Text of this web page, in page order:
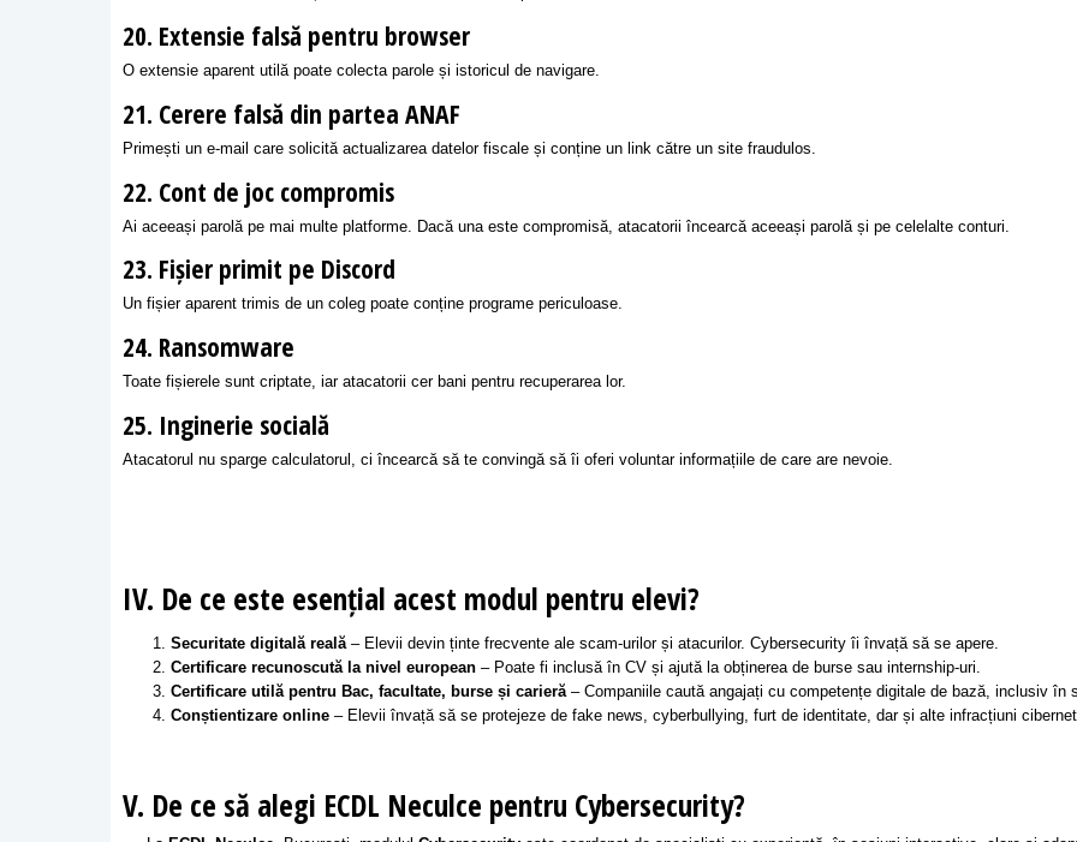
20. Extensie falsă pentru browser
O extensie aparent utilă poate colecta parole și istoricul de navigare.
21. Cerere falsă din partea ANAF
Primești un e-mail care solicită actualizarea datelor fiscale și conține un link către un site fraudulos.
22. Cont de joc compromis
Ai aceeași parolă pe mai multe platforme. Dacă una este compromisă, atacatorii încearcă aceeași parolă și pe celelalte conturi.
23. Fișier primit pe Discord
Un fișier aparent trimis de un coleg poate conține programe periculoase.
24. Ransomware
Toate fișierele sunt criptate, iar atacatorii cer bani pentru recuperarea lor.
25. Inginerie socială
Atacatorul nu sparge calculatorul, ci încearcă să te convingă să îi oferi voluntar informațiile de care are nevoie.
IV. De ce este esențial acest modul pentru elevi?
Securitate digitală reală – Elevii devin ținte frecvente ale scam-urilor și atacurilor. Cybersecurity îi învață să se apere.
Certificare recunoscută la nivel european – Poate fi inclusă în CV și ajută la obținerea de burse sau internship-uri.
Certificare utilă pentru Bac, facultate, burse și carieră – Companiile caută angajați cu competențe digitale de bază, inclusiv în
Conștientizare online – Elevii învață să se protejeze de fake news, cyberbullying, furt de identitate, dar și alte infracțiuni
V. De ce să alegi ECDL Neculce pentru Cybersecurity?